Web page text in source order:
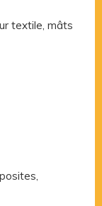
textile, mâts